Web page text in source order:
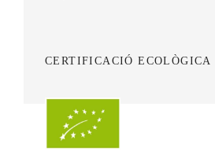
CERTIFICACIÓ ECOLÒGICA